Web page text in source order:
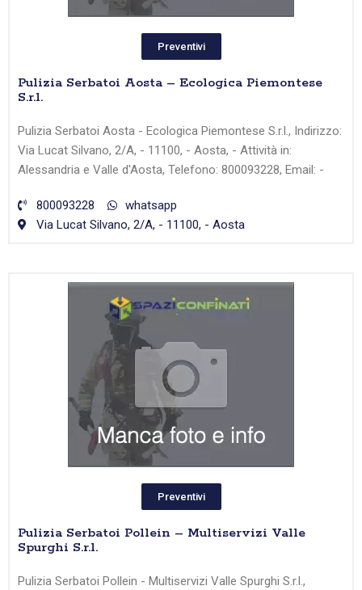
Preventivi
Pulizia Serbatoi Aosta – Ecologica Piemontese
S.r.l.
Pulizia Serbatoi Aosta - Ecologica Piemontese S.r.l., Indirizzo:
Via Lucat Silvano, 2/A, - 11100, - Aosta, - Attività in:
Alessandria e Valle d'Aosta, Telefono: 800093228, Email: -
800093228
whatsapp
Via Lucat Silvano, 2/A, - 11100, - Aosta
Preventivi
Pulizia Serbatoi Pollein – Multiservizi Valle
Spurghi S.r.l.
Pulizia Serbatoi Pollein - Multiservizi Valle Spurghi S.r.l.,